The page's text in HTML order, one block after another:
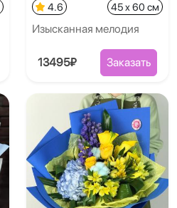
4.6 45 x 60 см
Изысканная мелодия
13495₽ Заказать